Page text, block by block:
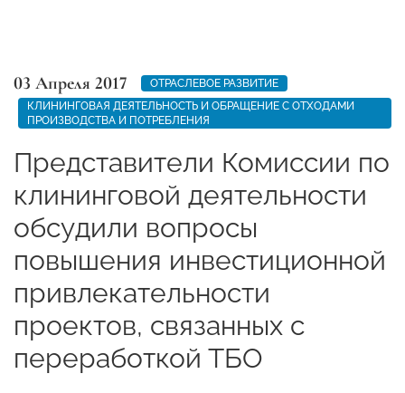
03 Апреля 2017
ОТРАСЛЕВОЕ РАЗВИТИЕ
КЛИНИНГОВАЯ ДЕЯТЕЛЬНОСТЬ И ОБРАЩЕНИЕ С ОТХОДАМИ
ПРОИЗВОДСТВА И ПОТРЕБЛЕНИЯ
Представители Комиссии по
клининговой деятельности
обсудили вопросы
повышения инвестиционной
привлекательности
проектов, связанных с
переработкой ТБО